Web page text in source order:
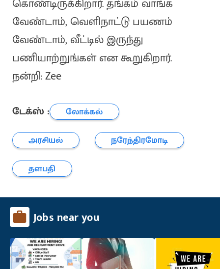
கொண்டிருக்கிறார். தங்கம் வாங்க
வேண்டாம், வெளிநாட்டு பயணம்
வேண்டாம், வீட்டில் இருந்து
பணியாற்றுங்கள் என கூறுகிறார்.
நன்றி: Zee
டேக்ஸ் :
லோக்கல்
அரசியல்
நரேந்திரமோடி
தளபதி
Jobs near you